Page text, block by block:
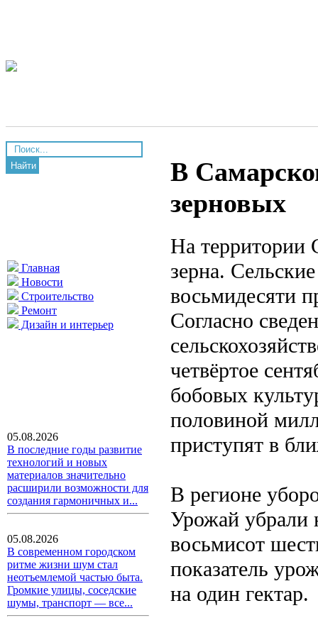
Найти
Главная
Новости
Строительство
Ремонт
Дизайн и интерьер
05.08.2026
В последние годы развитие
технологий и новых
материалов значительно
расширили возможности для
создания гармоничных и...
05.08.2026
В современном городском
ритме жизни шум стал
неотъемлемой частью быта.
Громкие улицы, соседские
шумы, транспорт — все...
В
зерновых
На территории
зерна.
восьмидесяти
Согласно
четвёртое
бобовых
половиной
приступят в
В регионе
Урожай убрали
восьмисот
показатель
на один гектар.